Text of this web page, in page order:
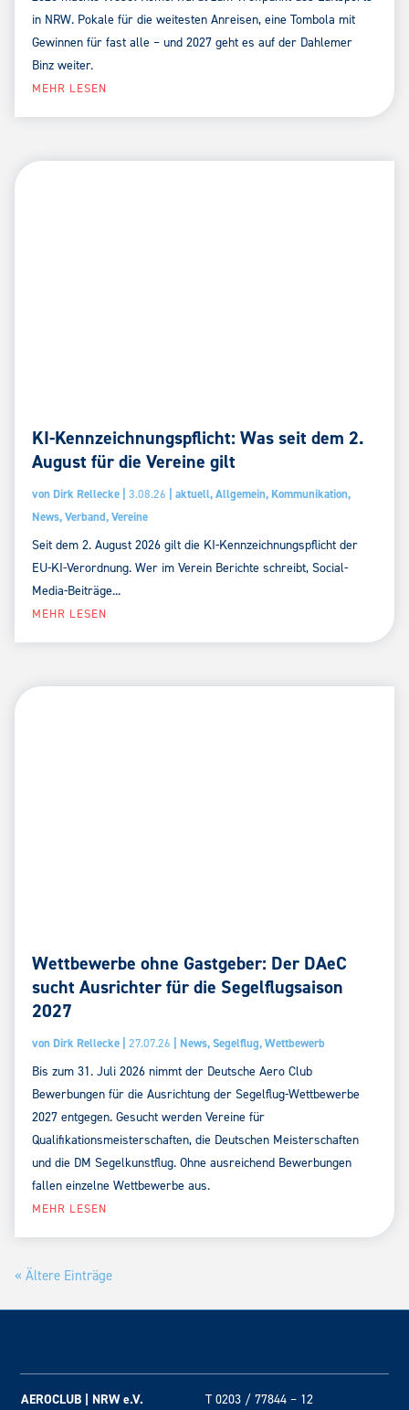
in NRW. Pokale für die weitesten Anreisen, eine Tombola mit
Gewinnen für fast alle – und 2027 geht es auf der Dahlemer
Binz weiter.
MEHR LESEN
KI-Kennzeichnungspflicht: Was seit dem 2.
August für die Vereine gilt
von Dirk Rellecke 3.08.26 aktuell,Allgemein, Kommunikation,
News,Verband,Vereine
Seit dem 2. August 2026 gilt die KI-Kennzeichnungspflicht der
EU-KI-Verordnung. Wer im Verein Berichte schreibt, Social-
Media-Beiträge...
MEHR LESEN
Wettbewerbe ohne Gastgeber: Der DAeC
sucht Ausrichter für die Segelflugsaison
2027
von Dirk Rellecke 27.07.26 News,Segelflug,Wettbewerb
Bis zum 31. Juli 2026 nimmt der Deutsche Aero Club
Bewerbungen für die Ausrichtung der Segelflug-Wettbewerbe
2027 entgegen. Gesucht werden Vereine für
Qualifikationsmeisterschaften, die Deutschen Meisterschaften
und die DM Segelkunstflug. Ohne ausreichend Bewerbungen
fallen einzelne Wettbewerbe aus.
MEHR LESEN
« Ältere Einträge
AEROCLUB | NRW e.V.
T 0203 / 77844 – 12